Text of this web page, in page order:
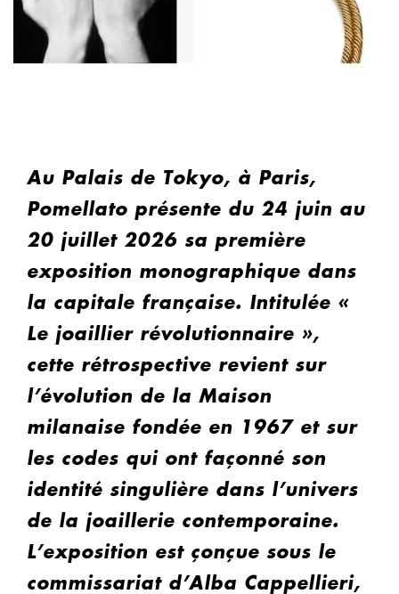
Au Palais de Tokyo, à Paris,
Pomellato présente du 24 juin au
20 juillet 2026 sa première
exposition monographique dans
la capitale française. Intitulée «
Le joaillier révolutionnaire »,
cette rétrospective revient sur
l’évolution de la Maison
milanaise fondée en 1967 et sur
les codes qui ont façonné son
identité singulière dans l’univers
de la joaillerie contemporaine.
L’exposition est çonçue sous le
commissariat d’Alba Cappellieri,